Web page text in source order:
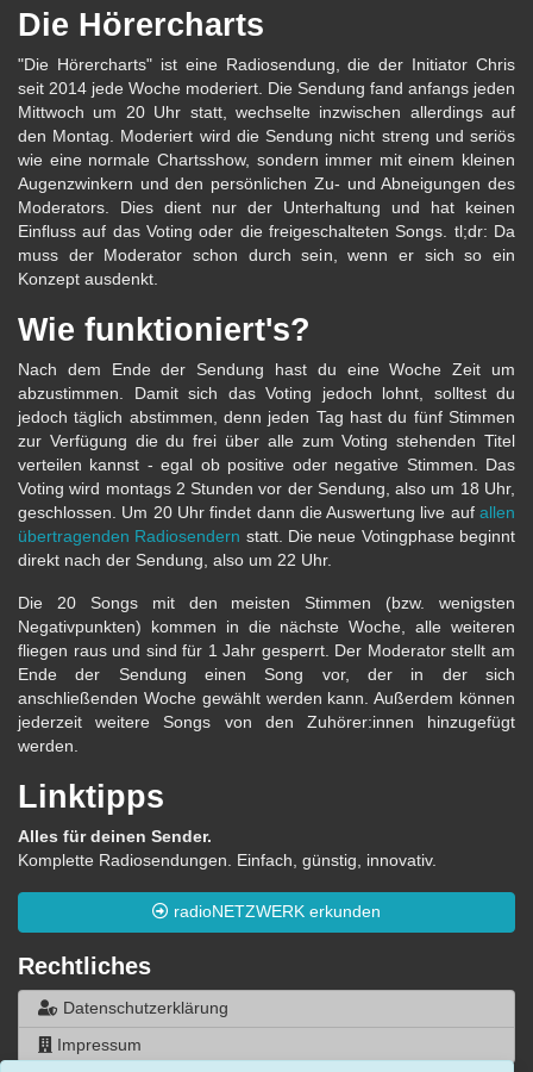
Die Hörercharts
"Die Hörercharts" ist eine Radiosendung, die der Initiator Chris
seit 2014 jede Woche moderiert. Die Sendung fand anfangs jeden
Mittwoch um 20 Uhr statt, wechselte inzwischen allerdings auf
den Montag. Moderiert wird die Sendung nicht streng und seriös
wie eine normale Chartsshow, sondern immer mit einem kleinen
Augenzwinkern und den persönlichen Zu- und Abneigungen des
Moderators. Dies dient nur der Unterhaltung und hat keinen
Einfluss auf das Voting oder die freigeschalteten Songs. tl;dr: Da
muss der Moderator schon durch sein, wenn er sich so ein
Konzept ausdenkt.
Wie funktioniert's?
Nach dem Ende der Sendung hast du eine Woche Zeit um
abzustimmen. Damit sich das Voting jedoch lohnt, solltest du
jedoch täglich abstimmen, denn jeden Tag hast du fünf Stimmen
zur Verfügung die du frei über alle zum Voting stehenden Titel
verteilen kannst - egal ob positive oder negative Stimmen. Das
Voting wird montags 2 Stunden vor der Sendung, also um 18 Uhr,
geschlossen. Um 20 Uhr findet dann die Auswertung live auf allen
übertragenden Radiosendern statt. Die neue Votingphase beginnt
direkt nach der Sendung, also um 22 Uhr.
Die 20 Songs mit den meisten Stimmen (bzw. wenigsten
Negativpunkten) kommen in die nächste Woche, alle weiteren
fliegen raus und sind für 1 Jahr gesperrt. Der Moderator stellt am
Ende der Sendung einen Song vor, der in der sich
anschließenden Woche gewählt werden kann. Außerdem können
jederzeit weitere Songs von den Zuhörer:innen hinzugefügt
werden.
Linktipps
Alles für deinen Sender.
Komplette Radiosendungen. Einfach, günstig, innovativ.
radioNETZWERK erkunden
Rechtliches
Datenschutzerklärung
Impressum